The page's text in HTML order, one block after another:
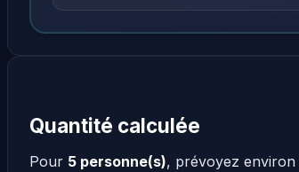
Quantité calculée
Pour 5 personne(s), prévoyez environ